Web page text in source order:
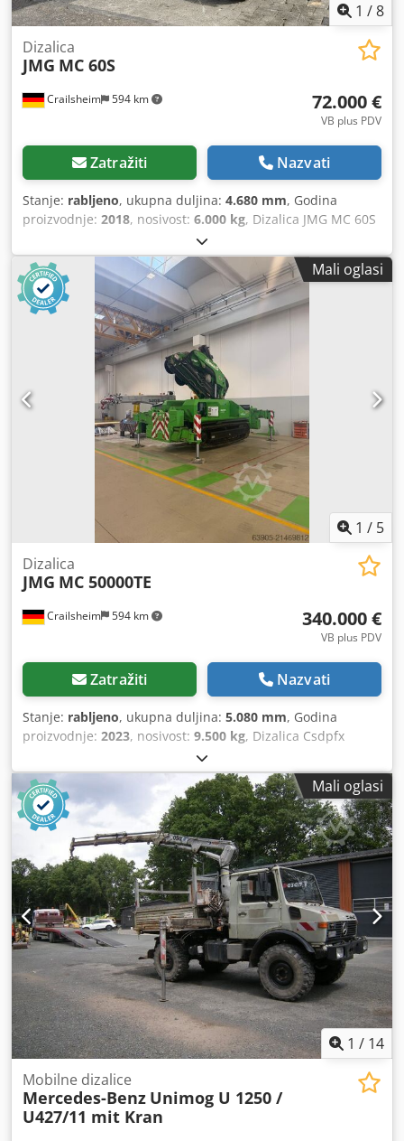
1 /8
Crailsheim 594 km
Dizalica
JMG MC 60S
72.000 €
VB plus PDV
Zatražiti Nazvati
Stanje: rabljeno, ukupna duljina: 4.680 mm, Godina
proizvodnje: 2018, nosivost: 6.000 kg, Dizalica JMG MC 60S
Csdpfx Ajzrp Hzokcoha Pogonski sustav: električni Godina
proizvodnje: 2018 Nosivost (kg): 6.000
Mali oglasi
1 / 5
Crailsheim 594 km
Dizalica
JMG MC 50000TE
340.000 €
VB plus PDV
Zatražiti Nazvati
Stanje: rabljeno, ukupna duljina: 5.080 mm, Godina
proizvodnje: 2023, nosivost: 9.500 kg, Dizalica Csdpfx
Aksythxyscjha JMG MC 50000TE Pogonski sustav: električni
Godina proizvodnje: 2023. Nosivost (kg): 9.500
Mali oglasi
1 / 14
Mobilne dizalice
Mercedes-Benz Unimog U 1250 /
U427/11 mit Kran